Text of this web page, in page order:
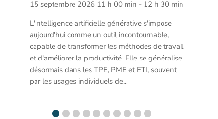
travail
vous accueillir dans une atmosphère conviviale
et chaleureuse.